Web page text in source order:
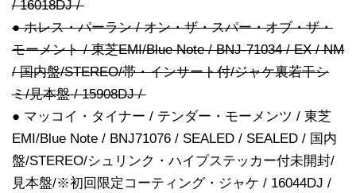
/ 16018DJ /
● ホレス・パーラン / オン・ザ・スパー・オブ・ザ・
モーメント / 東芝EMI/Blue Note / BNJ-71034 / EX / NM
/ 国内盤/STEREO/帯・インサート付/ジャケ裏若干シ
ミ/見本盤 / 15908DJ /
● マッコイ・タイナー / テンダー・モーメンツ / 東芝
EMI/Blue Note / BNJ71076 / SEALED / SEALED / 国内
盤/STEREO/シュリンク・ハイプステッカー付未開封/
見本盤/※初回限定コーティング・ジャケ / 16044DJ /